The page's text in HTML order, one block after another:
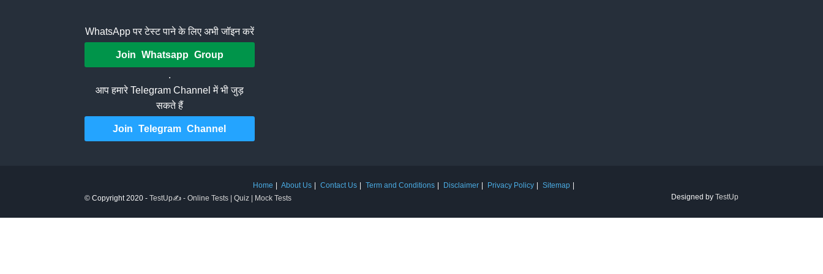
WhatsApp पर टेस्ट पाने के लिए अभी जॉइन करें
Join Whatsapp Group
.
आप हमारे Telegram Channel में भी जुड़
सकते हैं
Join Telegram Channel
Home About Us Contact Us Term and Conditions Disclaimer Privacy Policy
Sitemap
© Copyright 2020 - TestUp✍️ - Online Tests | Quiz | Mock Tests Designed by TestUp